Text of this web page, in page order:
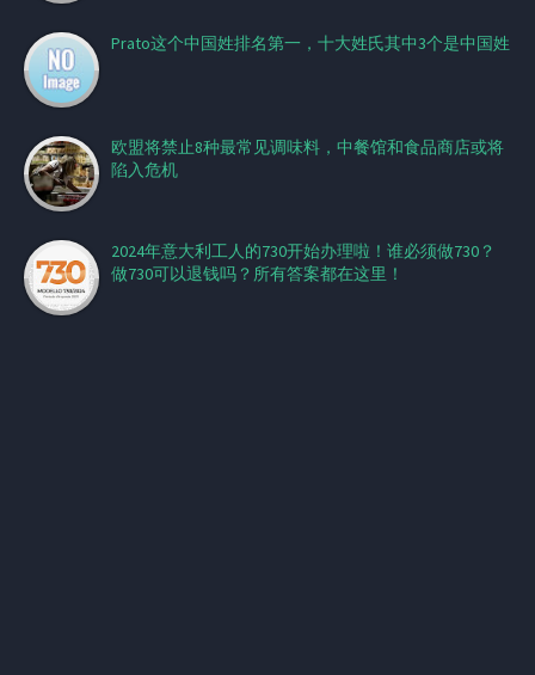
Prato这个中国姓排名第一，十大姓氏其中3个是中国姓
欧盟将禁止8种最常见调味料，中餐馆和食品商店或将
陷入危机
2024年意大利工人的730开始办理啦！谁必须做730？
做730可以退钱吗？所有答案都在这里！